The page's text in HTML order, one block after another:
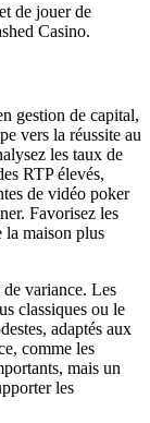
de jouer de
Casino.
gestion de capital,
vers la réussite au
les taux de
RTP élevés,
de vidéo poker
Favorisez les
la maison plus
variance. Les
classiques ou le
adaptés aux
comme les
mais un
les